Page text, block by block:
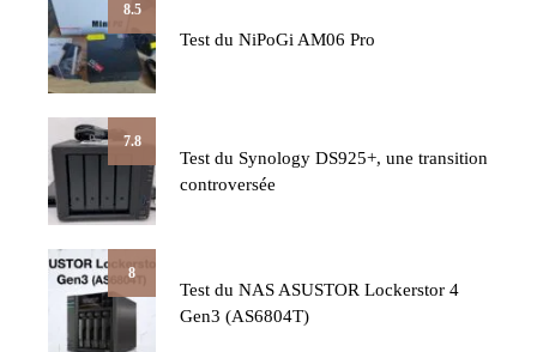
8.5
Test du NiPoGi AM06 Pro
7.8
Test du Synology DS925+, une transition
controversée
8
Test du NAS ASUSTOR Lockerstor 4
Gen3 (AS6804T)